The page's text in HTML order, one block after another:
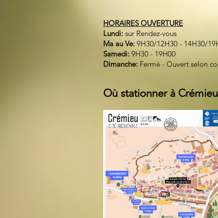
HORAIRES OUVERTURE
Lundi: sur Rendez-vous
Ma au Ve: 9H30/12H30 - 14H30/
Samedi: 9H30 - 19H00
Dimanche: Fermé - Ouvert selon
Où stationner à